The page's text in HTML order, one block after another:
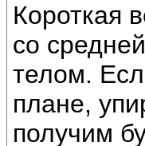
Короткая
со
телом.
плане,
получим